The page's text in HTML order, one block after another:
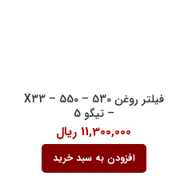
فیلتر روغن 530 – 550 – X33
– تیگو 5
11,300,000 ریال
افزودن به سبد خرید